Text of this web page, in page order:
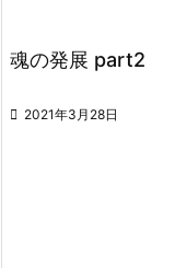
魂の発展 part2
 2021年3月28日